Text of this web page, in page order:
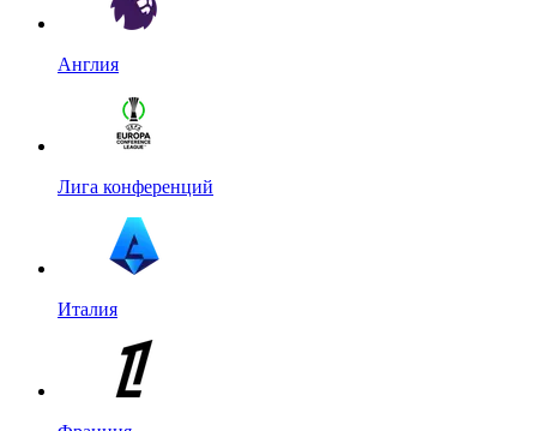
Англия
Лига конференций
Италия